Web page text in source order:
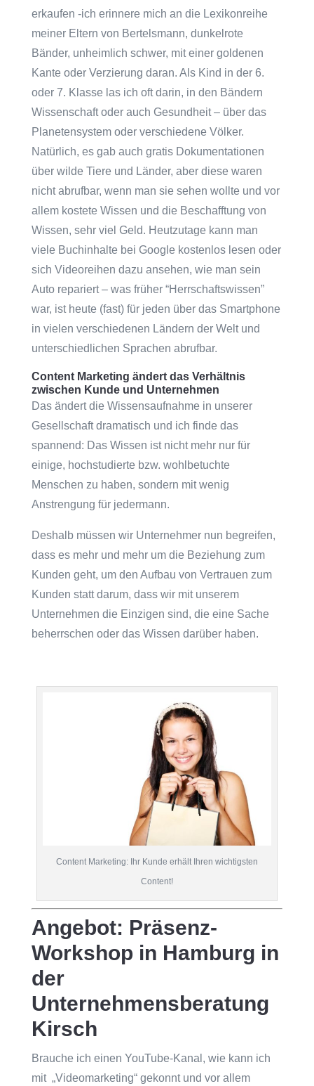
erkaufen -ich erinnere mich an die Lexikonreihe
meiner Eltern von Bertelsmann, dunkelrote
Bänder, unheimlich schwer, mit einer goldenen
Kante oder Verzierung daran. Als Kind in der 6.
oder 7. Klasse las ich oft darin, in den Bändern
Wissenschaft oder auch Gesundheit – über das
Planetensystem oder verschiedene Völker.
Natürlich, es gab auch gratis Dokumentationen
über wilde Tiere und Länder, aber diese waren
nicht abrufbar, wenn man sie sehen wollte und vor
allem kostete Wissen und die Beschafftung von
Wissen, sehr viel Geld. Heutzutage kann man
viele Buchinhalte bei Google kostenlos lesen oder
sich Videoreihen dazu ansehen, wie man sein
Auto repariert – was früher “Herrschaftswissen”
war, ist heute (fast) für jeden über das Smartphone
in vielen verschiedenen Ländern der Welt und
unterschiedlichen Sprachen abrufbar.
Content Marketing ändert das Verhältnis
zwischen Kunde und Unternehmen
Das ändert die Wissensaufnahme in unserer
Gesellschaft dramatisch und ich finde das
spannend: Das Wissen ist nicht mehr nur für
einige, hochstudierte bzw. wohlbetuchte
Menschen zu haben, sondern mit wenig
Anstrengung für jedermann.
Deshalb müssen wir Unternehmer nun begreifen,
dass es mehr und mehr um die Beziehung zum
Kunden geht, um den Aufbau von Vertrauen zum
Kunden statt darum, dass wir mit unserem
Unternehmen die Einzigen sind, die eine Sache
beherrschen oder das Wissen darüber haben.
Content Marketing: Ihr Kunde erhält Ihren wichtigsten
Content!
Angebot: Präsenz-
Workshop in Hamburg in
der
Unternehmensberatung
Kirsch
Brauche ich einen YouTube-Kanal, wie kann ich
mit „Videomarketing“ gekonnt und vor allem